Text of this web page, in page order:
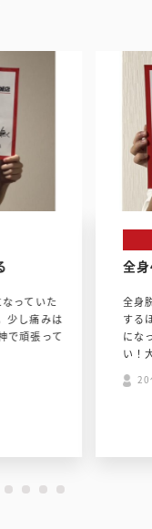
っていた
少し痛みは
で頑張って
全
全身
する
にな
い！